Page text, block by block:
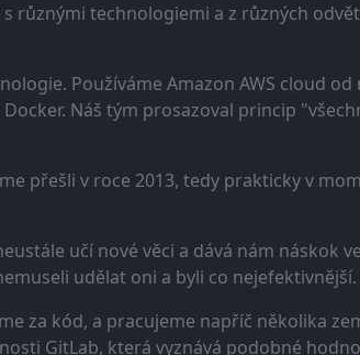
různými technologiemi a z různých
Používáme Amazon AWS cloud
Náš tým prosazoval princip
přešli v roce 2013, tedy prakticky v
učí nové věci a dává nám náskok
udělat oni a byli co nejefektivnější.
za kód, a pracujeme napříč několika
GitLab, která vyznává podobné